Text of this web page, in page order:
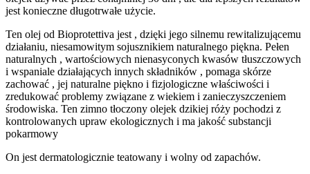
jest konieczne długotrwałe użycie.
Ten olej od Bioprotettiva jest , dzięki jego silnemu rewitalizującemu
działaniu, niesamowitym sojusznikiem naturalnego piękna. Pełen
naturalnych , wartościowych nienasyconych kwasów tłuszczowych
i wspaniale działających innych składników , pomaga skórze
zachować , jej naturalne piękno i fizjologiczne właściwości i
zredukować problemy związane z wiekiem i zanieczyszczeniem
środowiska. Ten zimno tłoczony olejek dzikiej róży pochodzi z
kontrolowanych upraw ekologicznych i ma jakość substancji
pokarmowy
On jest dermatologicznie teatowany i wolny od zapachów.